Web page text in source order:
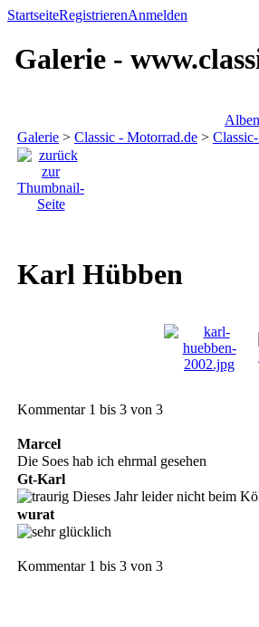
StartseiteRegistrierenAnmelden
Galerie -
Galerie > Classic - Motorrad.de >
Karl Hübben
Kommentar 1 bis 3 von 3
Marcel
Die Soes hab ich ehrmal gesehen
Gt-Karl
Dieses Jahr leider nicht beim
wurat
Kommentar 1 bis 3 von 3